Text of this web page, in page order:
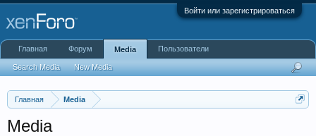
Войти или зарегистрироваться
Главная Media
Media
Главная Форум Media
Search Media New Media
Пользователи